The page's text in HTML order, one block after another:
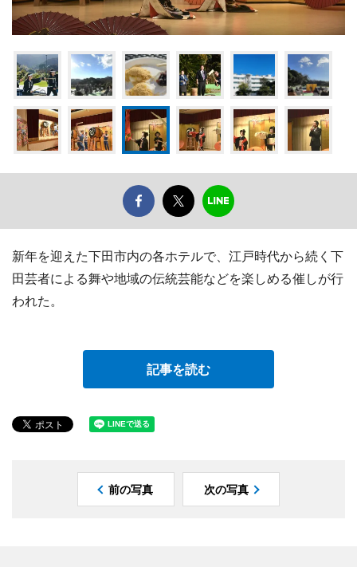
新年を迎えた下田市内の各ホテルで、江戸時代から続く下
田芸者による舞や地域の伝統芸能などを楽しめる催しが行
われた。
記事を読む
前の写真 次の写真